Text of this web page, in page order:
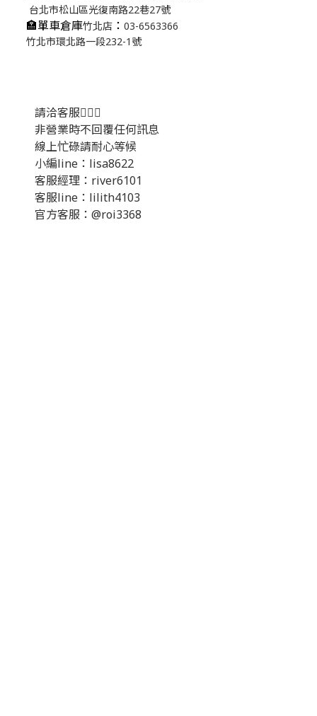
台北市松山區光復南路22巷27號
🏣單車倉庫竹北店 ： 03-6563366
竹北市環北路一段232-1號
請洽客服💁🏻‍♂️
非營業時不回覆任何訊息
線上忙碌請耐心等候
小編line：lisa8622
客服經理：river6101
客服line：lilith4103
官方客服：@roi3368